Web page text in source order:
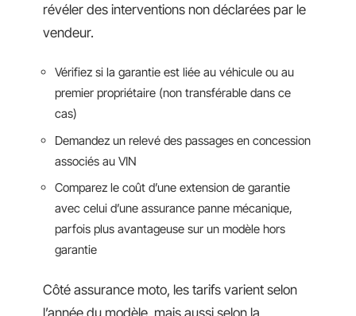
révéler des interventions non déclarées par le
vendeur.
Vérifiez si la garantie est liée au véhicule ou au
premier propriétaire (non transférable dans ce
cas)
Demandez un relevé des passages en concession
associés au VIN
Comparez le coût d’une extension de garantie
avec celui d’une assurance panne mécanique,
parfois plus avantageuse sur un modèle hors
garantie
Côté assurance moto, les tarifs varient selon
l’année du modèle, mais aussi selon la